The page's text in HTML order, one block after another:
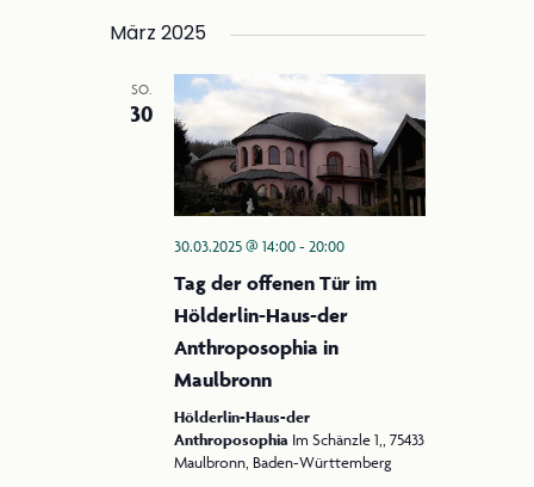
2025 Steiner Jubiläum
c
h
t
e
-
v
i
a
n
t
a
l
s
wählen.
März 2025
SO.
30
30.03.2025 @ 14:00-20:00
Tag der offenen Tür im
Hölderlin-Haus-der
Anthroposophia in
Maulbronn
Hölderlin-Haus-der
Anthroposophia Im Schänzle 1,, 75433
Maulbronn, Baden-Württemberg